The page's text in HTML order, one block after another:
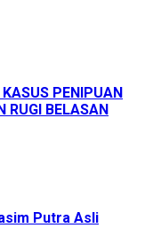
PENIPUAN
RUGI BELASAN
Putra Asli